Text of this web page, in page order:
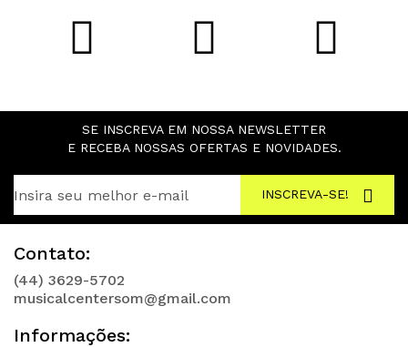
SE INSCREVA EM NOSSA NEWSLETTER
E RECEBA NOSSAS OFERTAS E NOVIDADES.
INSCREVA-SE!
Contato:
(44) 3629-5702
musicalcentersom@gmail.com
Informações: